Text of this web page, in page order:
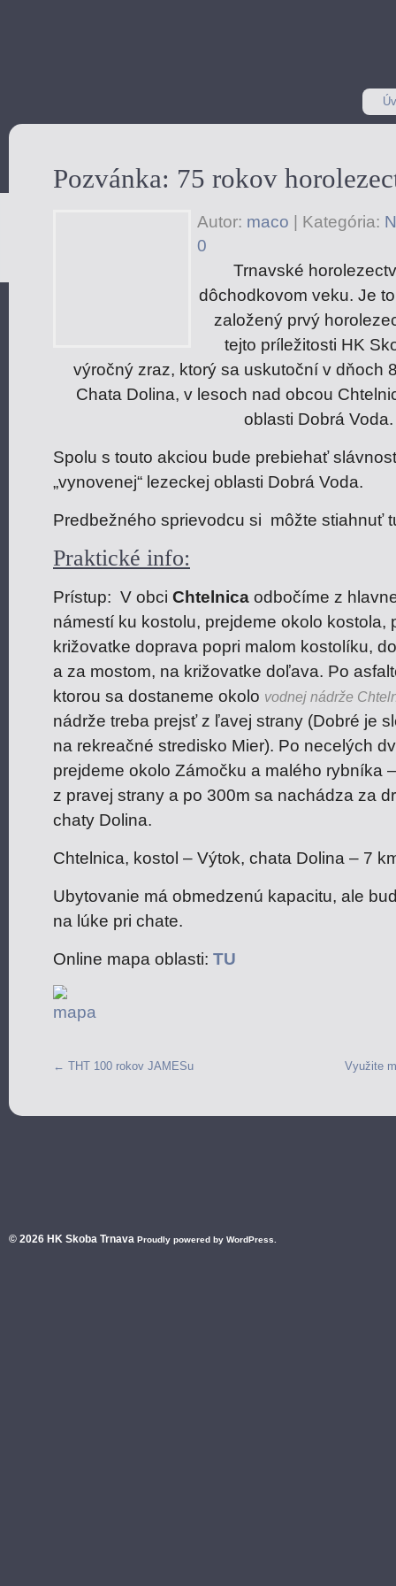
Pozvánka: 75 rokov
Autor: maco | Kategória:
0
Trnavské
dôchodkovom veku. Je
založený prvý
tejto príležitosti HK
výročný zraz, ktorý sa uskutoční v dňoch
Chata Dolina, v lesoch nad obcou
oblasti Dobrá Voda.
Spolu s touto akciou bude prebiehať
„vynovenej“ lezeckej oblasti Dobrá Voda.
Predbežného sprievodcu si môžte stiahnuť
Praktické info:
Prístup: V obci Chtelnica odbočíme z
námestí ku kostolu, prejdeme okolo kostola,
križovatke doprava popri malom kostolíku,
a za mostom, na križovatke doľava. Po
ktorou sa dostaneme okolo vodnej nádrže
nádrže treba prejsť z ľavej strany (Dobré je
na rekreačné stredisko Mier). Po necelých
prejdeme okolo Zámočku a malého rybníka
z pravej strany a po 300m sa nachádza za
chaty Dolina.
Chtelnica, kostol – Výtok, chata Dolina – 7
Ubytovanie má obmedzenú kapacitu, ale
na lúke pri chate.
Online mapa oblasti: TU
← THT 100 rokov JAMESu Využite
© 2026 HK Skoba Trnava Proudly powered by WordPress.